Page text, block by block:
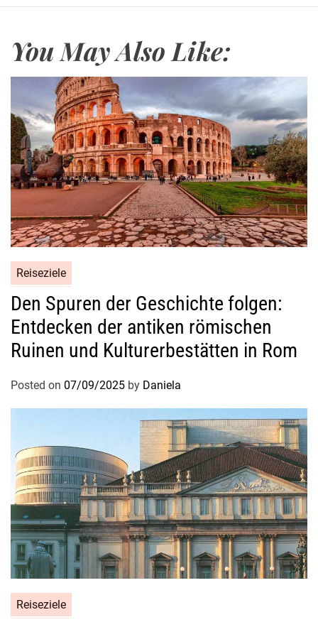
You May Also Like:
Reiseziele
Den Spuren der Geschichte folgen:
Entdecken der antiken römischen
Ruinen und Kulturerbestätten in Rom
Posted on 07/09/2025 by Daniela
Reiseziele